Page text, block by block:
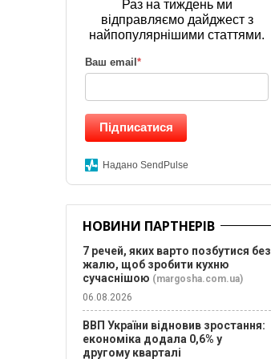
Раз на тиждень ми
відправляємо дайджест з
найпопулярнішими статтями.
Ваш email *
Підписатися
Надано SendPulse
НОВИНИ ПАРТНЕРІВ
7 речей, яких варто позбутися без
жалю, щоб зробити кухню
сучаснішою (margosha.com.ua)
06.08.2026
ВВП України відновив зростання:
економіка додала 0,6% у
другому кварталі